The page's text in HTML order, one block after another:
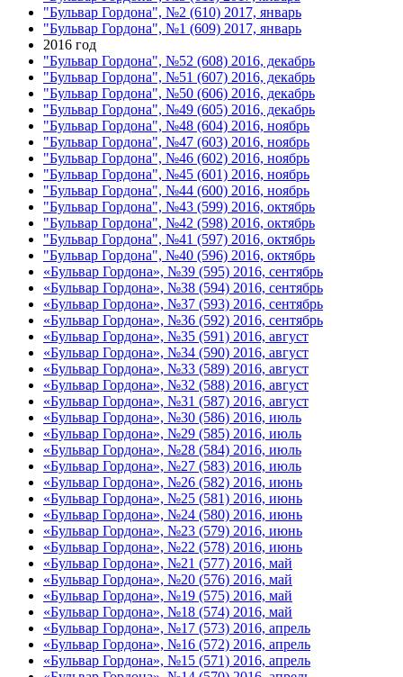
"Бульвар Гордона", №2 (610) 2017, январь
"Бульвар Гордона", №1 (609) 2017, январь
2016 год
"Бульвар Гордона", №52 (608) 2016, декабрь
"Бульвар Гордона", №51 (607) 2016, декабрь
"Бульвар Гордона", №50 (606) 2016, декабрь
"Бульвар Гордона", №49 (605) 2016, декабрь
"Бульвар Гордона", №48 (604) 2016, ноябрь
"Бульвар Гордона", №47 (603) 2016, ноябрь
"Бульвар Гордона", №46 (602) 2016, ноябрь
"Бульвар Гордона", №45 (601) 2016, ноябрь
"Бульвар Гордона", №44 (600) 2016, ноябрь
"Бульвар Гордона", №43 (599) 2016, октябрь
"Бульвар Гордона", №42 (598) 2016, октябрь
"Бульвар Гордона", №41 (597) 2016, октябрь
"Бульвар Гордона", №40 (596) 2016, октябрь
«Бульвар Гордона», №39 (595) 2016, сентябрь
«Бульвар Гордона», №38 (594) 2016, сентябрь
«Бульвар Гордона», №37 (593) 2016, сентябрь
«Бульвар Гордона», №36 (592) 2016, сентябрь
«Бульвар Гордона», №35 (591) 2016, август
«Бульвар Гордона», №34 (590) 2016, август
«Бульвар Гордона», №33 (589) 2016, август
«Бульвар Гордона», №32 (588) 2016, август
«Бульвар Гордона», №31 (587) 2016, август
«Бульвар Гордона», №30 (586) 2016, июль
«Бульвар Гордона», №29 (585) 2016, июль
«Бульвар Гордона», №28 (584) 2016, июль
«Бульвар Гордона», №27 (583) 2016, июль
«Бульвар Гордона», №26 (582) 2016, июнь
«Бульвар Гордона», №25 (581) 2016, июнь
«Бульвар Гордона», №24 (580) 2016, июнь
«Бульвар Гордона», №23 (579) 2016, июнь
«Бульвар Гордона», №22 (578) 2016, июнь
«Бульвар Гордона», №21 (577) 2016, май
«Бульвар Гордона», №20 (576) 2016, май
«Бульвар Гордона», №19 (575) 2016, май
«Бульвар Гордона», №18 (574) 2016, май
«Бульвар Гордона», №17 (573) 2016, апрель
«Бульвар Гордона», №16 (572) 2016, апрель
«Бульвар Гордона», №15 (571) 2016, апрель